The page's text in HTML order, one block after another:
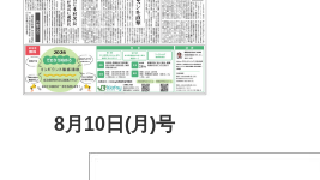
8月10日(月)号